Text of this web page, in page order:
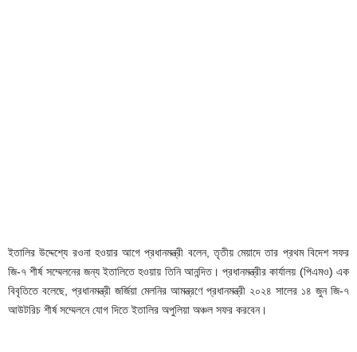
ইতালির উদ্দেশ্যে রওনা হওয়ার আগে প্রধানমন্ত্রী বলেন, তৃতীয় মেয়াদে তার প্রথম বিদেশ সফর
জি-৭ শীর্ষ সম্মেলনের জন্য ইতালিতে হওয়ায় তিনি আনন্দিত। প্রধানমন্ত্রীর কার্যালয় (পিএমও) এক
বিবৃতিতে বলেছে, প্রধানমন্ত্রী জর্জিয়া মেলনির আমন্ত্রণে প্রধানমন্ত্রী ২০২৪ সালের ১৪ জুন জি-৭
আউটরিচ শীর্ষ সম্মেলনে যোগ দিতে ইতালির অপুলিয়া অঞ্চল সফর করবেন।